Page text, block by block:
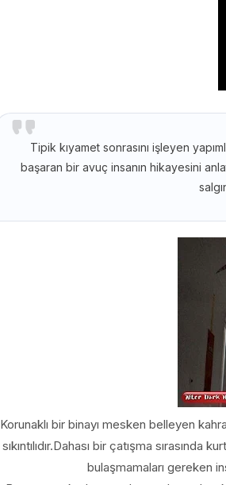
Tipik kıyamet sonrasını işleyen
başaran bir avuç insanın hikayesini
Korunaklı bir binayı mesken belleyen
sıkıntılıdır.Dahası bir çatışma
bulaşmamaları gereken